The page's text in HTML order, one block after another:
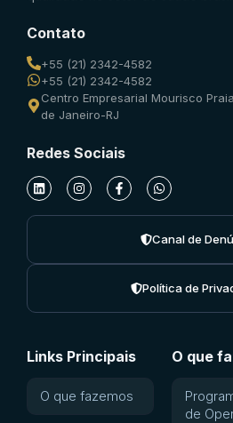
Contato
+55 (21) 2342-4582
+55 (21) 2342-4582
Centro Empresarial Mourisco
de Janeiro-RJ
Redes Sociais
Canal de
Política de
Links Principais
O que fazemos
O que
de